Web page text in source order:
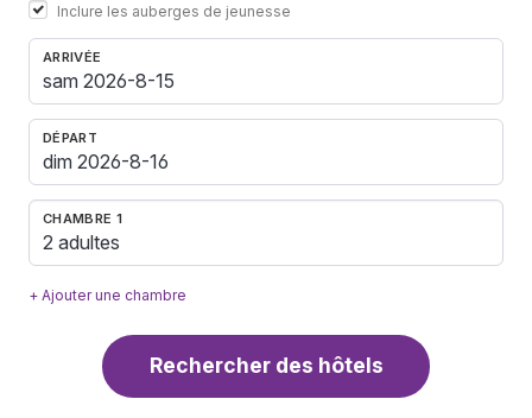
Inclure les auberges de jeunesse
ARRIVÉE
DÉPART
CHAMBRE 1
2 adultes
+ Ajouter une chambre
Rechercher des hôtels